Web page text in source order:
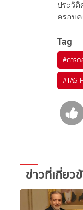
ประวัติ
ครอบค
Tag
#การต
#TAG
ข่าวที่เกี่ยว